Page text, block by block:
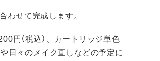
わせて完成します。
円（税込）、カートリッジ単色
日々のメイク直しなどの予定に